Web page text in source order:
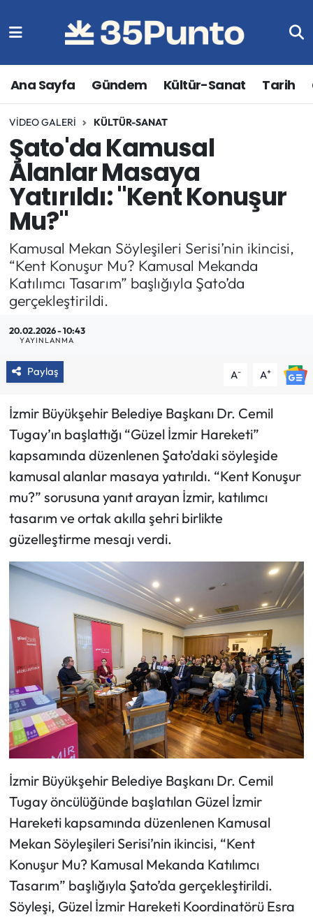
Ana Sayfa Gündem Kültür-Sanat Tarih
VIDEO GALERI KÜLTÜR-SANAT
Şato'da Kamusal
Alanlar Masaya
Yatırıldı: "Kent Konuşur
Mu?"
Kamusal Mekan Söyleşileri Serisi’nin ikincisi,
“Kent Konuşur Mu? Kamusal Mekanda
Katılımcı Tasarım” başlığıyla Şato’da
gerçekleştirildi.
20.02.2026 - 10:43
YAYINLANMA
Paylaş A- A+
İzmir Büyükşehir Belediye Başkanı Dr. Cemil
Tugay’ın başlattığı “Güzel İzmir Hareketi”
kapsamında düzenlenen Şato’daki söyleşide
kamusal alanlar masaya yatırıldı. “Kent Konuşur
mu?” sorusuna yanıt arayan İzmir, katılımcı
tasarım ve ortak akılla şehri birlikte
güzelleştirme mesajı verdi.
İzmir Büyükşehir Belediye Başkanı Dr. Cemil
Tugay öncülüğünde başlatılan Güzel İzmir
Hareketi kapsamında düzenlenen Kamusal
Mekan Söyleşileri Serisi’nin ikincisi, “Kent
Konuşur Mu? Kamusal Mekanda Katılımcı
Tasarım” başlığıyla Şato’da gerçekleştirildi.
Söyleşi, Güzel İzmir Hareketi Koordinatörü Esra